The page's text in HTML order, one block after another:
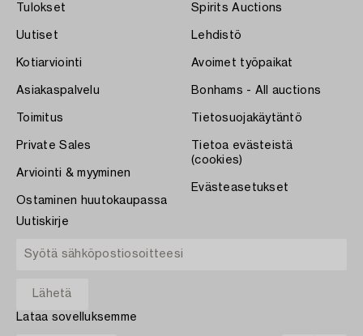
Tulokset
Uutiset
Kotiarviointi
Asiakaspalvelu
Toimitus
Private Sales
Arviointi & myyminen
Ostaminen huutokaupassa
Spirits Auctions
Lehdistö
Avoimet työpaikat
Bonhams - All auctions
Tietosuojakäytäntö
Tietoa evästeistä
(cookies)
Evästeasetukset
Uutiskirje
Lataa sovelluksemme